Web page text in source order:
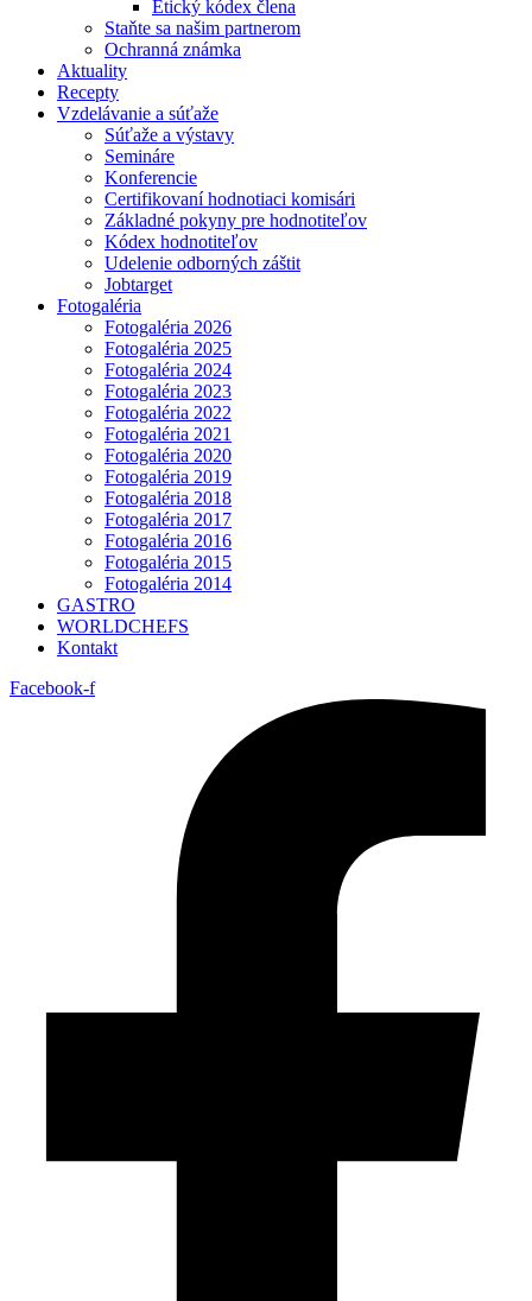
Etický kódex člena
Staňte sa našim partnerom
Ochranná známka
Aktuality
Recepty
Vzdelávanie a súťaže
Súťaže a výstavy
Semináre
Konferencie
Certifikovaní hodnotiaci komisári
Základné pokyny pre hodnotiteľov
Kódex hodnotiteľov
Udelenie odborných záštit
Jobtarget
Fotogaléria
Fotogaléria 2026
Fotogaléria 2025
Fotogaléria 2024
Fotogaléria 2023
Fotogaléria 2022
Fotogaléria 2021
Fotogaléria 2020
Fotogaléria 2019
Fotogaléria 2018
Fotogaléria 2017
Fotogaléria 2016
Fotogaléria 2015
Fotogaléria 2014
GASTRO
WORLDCHEFS
Kontakt
Facebook-f